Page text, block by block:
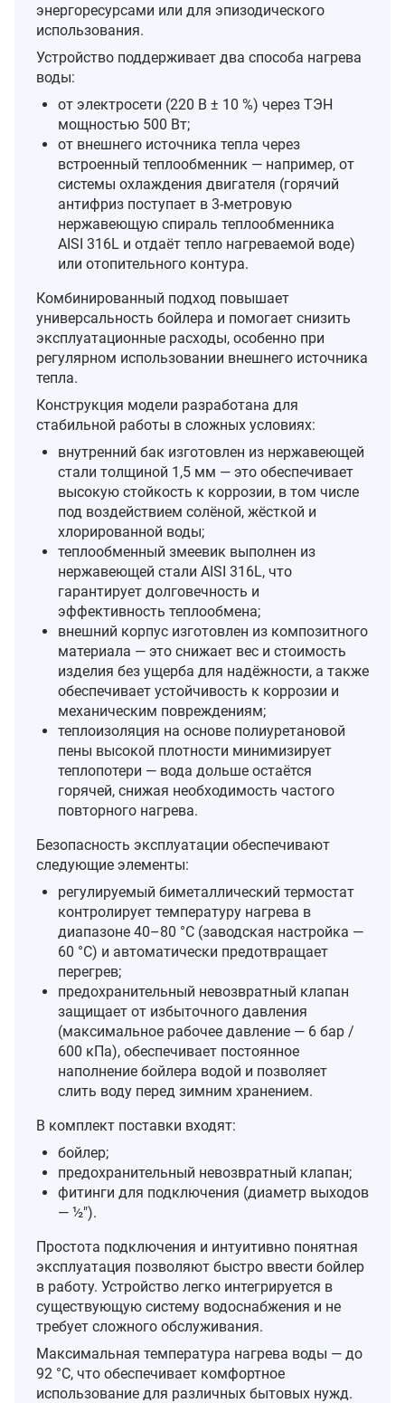
энергоресурсами или для эпизодического
использования.
Устройство поддерживает два способа нагрева
воды:
от электросети (220 В ± 10 %) через ТЭН
мощностью 500 Вт;
от внешнего источника тепла через
встроенный теплообменник — например, от
системы охлаждения двигателя (горячий
антифриз поступает в 3‑метровую
нержавеющую спираль теплообменника
AISI 316L и отдаёт тепло нагреваемой воде)
или отопительного контура.
Комбинированный подход повышает
универсальность бойлера и помогает снизить
эксплуатационные расходы, особенно при
регулярном использовании внешнего источника
тепла.
Конструкция модели разработана для
стабильной работы в сложных условиях:
внутренний бак изготовлен из нержавеющей
стали толщиной 1,5 мм — это обеспечивает
высокую стойкость к коррозии, в том числе
под воздействием солёной, жёсткой и
хлорированной воды;
теплообменный змеевик выполнен из
нержавеющей стали AISI 316L, что
гарантирует долговечность и
эффективность теплообмена;
внешний корпус изготовлен из композитного
материала — это снижает вес и стоимость
изделия без ущерба для надёжности, а также
обеспечивает устойчивость к коррозии и
механическим повреждениям;
теплоизоляция на основе полиуретановой
пены высокой плотности минимизирует
теплопотери — вода дольше остаётся
горячей, снижая необходимость частого
повторного нагрева.
Безопасность эксплуатации обеспечивают
следующие элементы:
регулируемый биметаллический термостат
контролирует температуру нагрева в
диапазоне 40–80 °C (заводская настройка —
60 °C) и автоматически предотвращает
перегрев;
предохранительный невозвратный клапан
защищает от избыточного давления
(максимальное рабочее давление — 6 бар /
600 кПа), обеспечивает постоянное
наполнение бойлера водой и позволяет
слить воду перед зимним хранением.
В комплект поставки входят:
бойлер;
предохранительный невозвратный клапан;
фитинги для подключения (диаметр выходов
— ½″).
Простота подключения и интуитивно понятная
эксплуатация позволяют быстро ввести бойлер
в работу. Устройство легко интегрируется в
существующую систему водоснабжения и не
требует сложного обслуживания.
Максимальная температура нагрева воды — до
92 °C, что обеспечивает комфортное
использование для различных бытовых нужд.